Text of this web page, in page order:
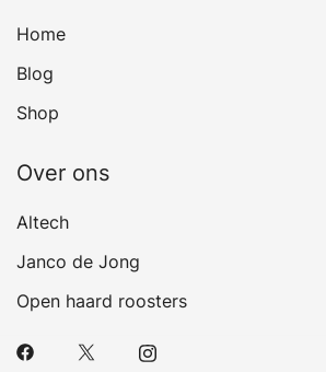
Home
Blog
Shop
Over ons
Altech
Janco de Jong
Open haard roosters